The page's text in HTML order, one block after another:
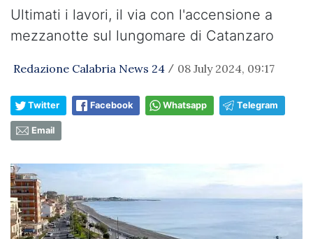
Ultimati i lavori, il via con l'accensione a
mezzanotte sul lungomare di Catanzaro
Redazione Calabria News 24 / 08 July 2024, 09:17
Twitter Facebook Whatsapp Telegram
Email